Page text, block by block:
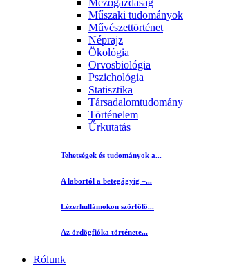
Mezőgazdaság
Műszaki tudományok
Művészettörténet
Néprajz
Ökológia
Orvosbiológia
Pszichológia
Statisztika
Társadalomtudomány
Történelem
Űrkutatás
Tehetségek és tudományok a...
A labortól a betegágyig –...
Lézerhullámokon szörfölő...
Az ördögfióka története...
Rólunk